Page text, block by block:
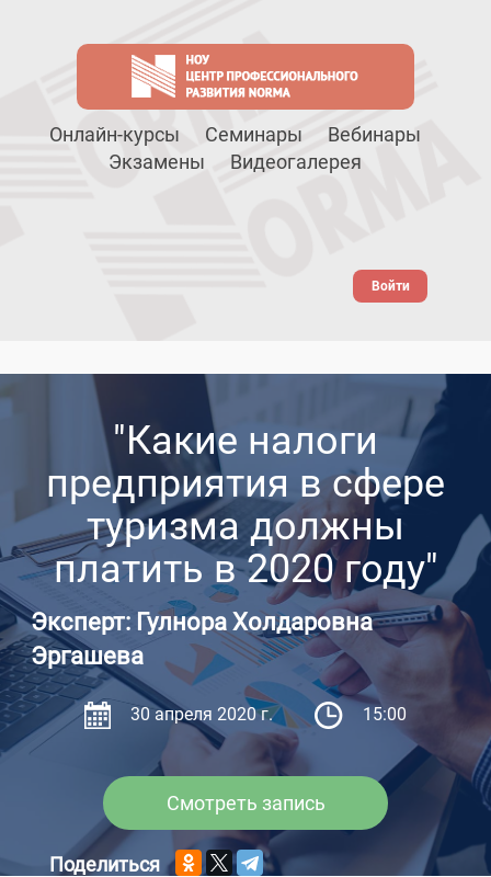
Онлайн-курсы Семинары
Вебинары
Экзамены
Видеогалерея
Войти
"Какие налоги
предприятия в сфере
туризма должны
платить в 2020 году"
Эксперт: Гулнора Холдаровна
Эргашева
30 апреля 2020 г. 15:00
Смотреть запись
Поделиться